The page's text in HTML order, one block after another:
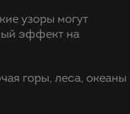
узоры могут
эффект на
горы, леса, океаны